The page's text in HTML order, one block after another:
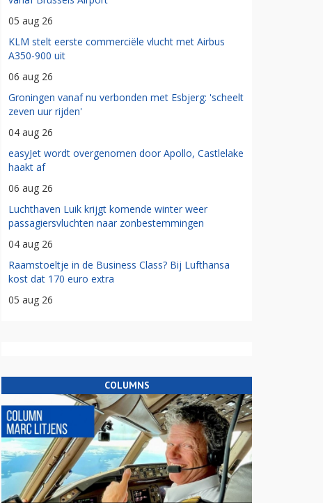
05 aug 26
KLM stelt eerste commerciële vlucht met Airbus
A350-900 uit
06 aug 26
Groningen vanaf nu verbonden met Esbjerg: 'scheelt
zeven uur rijden'
04 aug 26
easyJet wordt overgenomen door Apollo, Castlelake
haakt af
06 aug 26
Luchthaven Luik krijgt komende winter weer
passagiersvluchten naar zonbestemmingen
04 aug 26
Raamstoeltje in de Business Class? Bij Lufthansa
kost dat 170 euro extra
05 aug 26
COLUMNS